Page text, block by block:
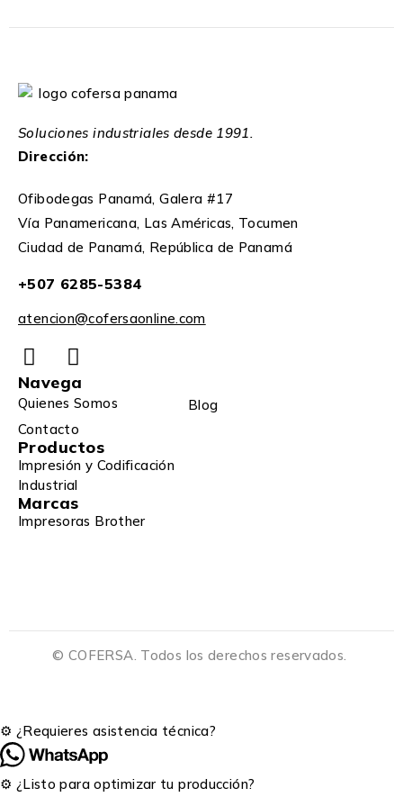
Soluciones industriales desde 1991.
Dirección:
Ofibodegas Panamá, Galera #17
Vía Panamericana, Las Américas, Tocumen
Ciudad de Panamá, República de Panamá
+507 6285-5384
atencion@cofersaonline.com
Navega
Quienes Somos
Blog
Contacto
Productos
Impresión y Codificación
Industrial
Marcas
Impresoras Brother
© COFERSA. Todos los derechos reservados.
⚙️ ¿Requieres asistencia técnica?
⚙️ ¿Listo para optimizar tu producción?